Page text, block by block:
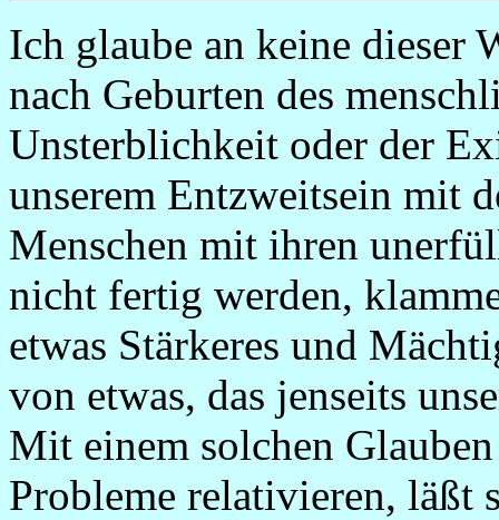
Ich glaube an keine dieser
nach Geburten des
Unsterblichkeit oder der
unserem Entzweitsein mit
Menschen mit ihren
nicht fertig werden,
etwas Stärkeres und
von etwas, das jenseits
Mit einem solchen
Probleme relativieren, läßt